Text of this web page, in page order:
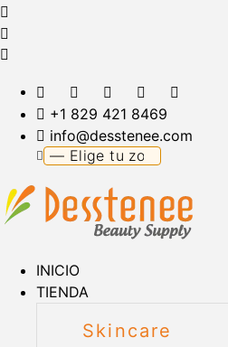
+1 829 421 8469
info@desstenee.com
INICIO
TIENDA
Skincare